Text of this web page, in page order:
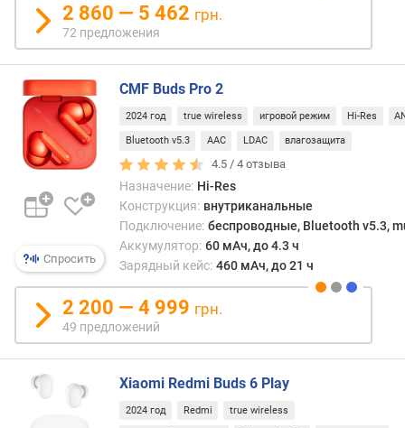
о
т
е
д
о
б
а
в
л
и
я
п
о
к
о
л
2 860 — 5 462 грн.
72 предложения
Спросить
CMF Buds Pro 2
2024 год true wireless игровой режим Hi-Res
Bluetooth v5.3 AAC LDAC влагозащита
4.5 /4 отзыва
Назначение: Hi-Res
Конструкция: внутриканальные
Подключение: беспроводные, Bluetooth v5.3,
Аккумулятор: 60 мАч, до 4.3 ч
Зарядный кейс: 460 мАч, до 21 ч
2 200 — 4 999 грн.
49 предложений
Xiaomi Redmi Buds 6 Play
2024 год Redmi true wireless